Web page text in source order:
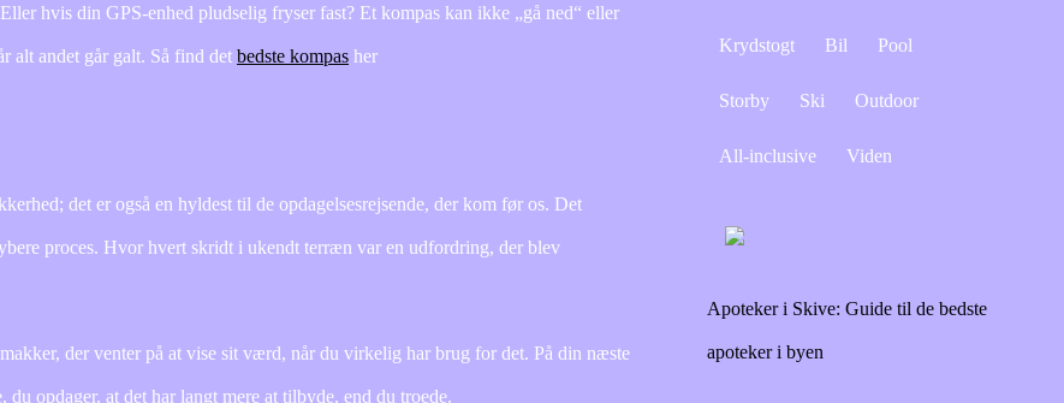
hvis din GPS-enhed pludselig fryser fast? Et kompas kan ikke „gå ned“ eller
alt andet går galt. Så find det bedste kompas her
det er også en hyldest til de opdagelsesrejsende, der kom før os. Det
proces. Hvor hvert skridt i ukendt terræn var en udfordring, der blev
der venter på at vise sit værd, når du virkelig har brug for det. På din næste
opdager, at det har langt mere at tilbyde, end du troede.
Krydstogt Bil Pool
Storby Ski Outdoor
All-inclusive Viden
Apoteker i Skive: Guide til de bedste
apoteker i byen